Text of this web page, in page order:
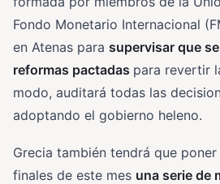
Fondo Monetario Internacional
en Atenas para supervisar que
reformas pactadas para revertir
modo, auditará todas las
adoptando el gobierno heleno.
Grecia también tendrá que
finales de este mes una serie de